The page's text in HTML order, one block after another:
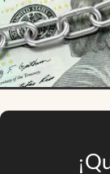
El Cronista Studio
Mediakit
abre en nueva pestaña